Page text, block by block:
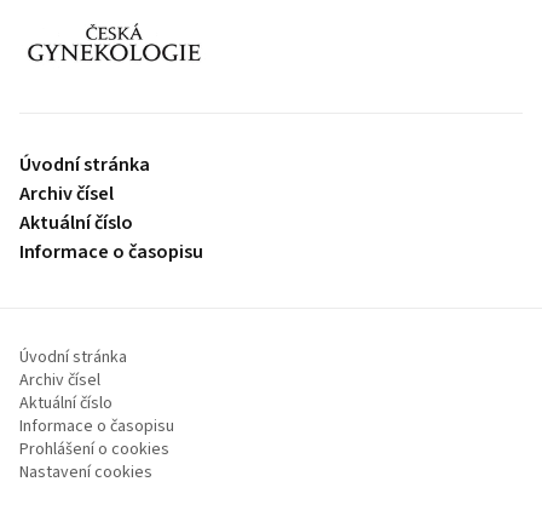
proLékaře.cz
Úvodní stránka
Archiv čísel
Aktuální číslo
Informace o časopisu
Úvodní stránka
Archiv čísel
Aktuální číslo
Informace o časopisu
Prohlášení o cookies
Nastavení cookies